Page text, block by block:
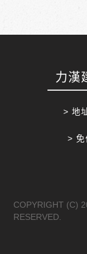
力漢
> 地
> 免
COPYRIGHT (C)
RESERVED.